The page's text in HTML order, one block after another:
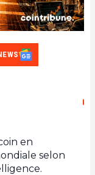
en
selon